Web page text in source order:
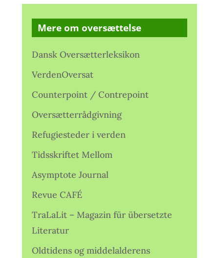
Mere om oversættelse
Dansk Oversætterleksikon
VerdenOversat
Counterpoint / Contrepoint
Oversætterrådgivning
Refugiesteder i verden
Tidsskriftet Mellom
Asymptote Journal
Revue CAFÉ
TraLaLit – Magazin für übersetzte
Literatur
Oldtidens og middelalderens